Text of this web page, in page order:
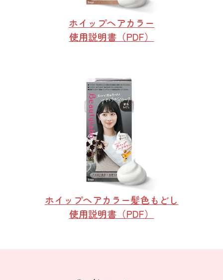
ホイップヘアカラー
使用説明書（PDF）
ホイップヘアカラー髪色もどし
使用説明書（PDF）